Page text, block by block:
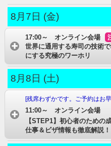
8月7日 (金)
17:00～ オンライン会場
世界に通用する寿司の技術
にする究極のワーホリ
8月8日 (土)
[残席わずかです。ご予約はお
11:00～ オンライン会場
【STEP1】初心者のための
仕事＆ビザ情報も徹底解説！